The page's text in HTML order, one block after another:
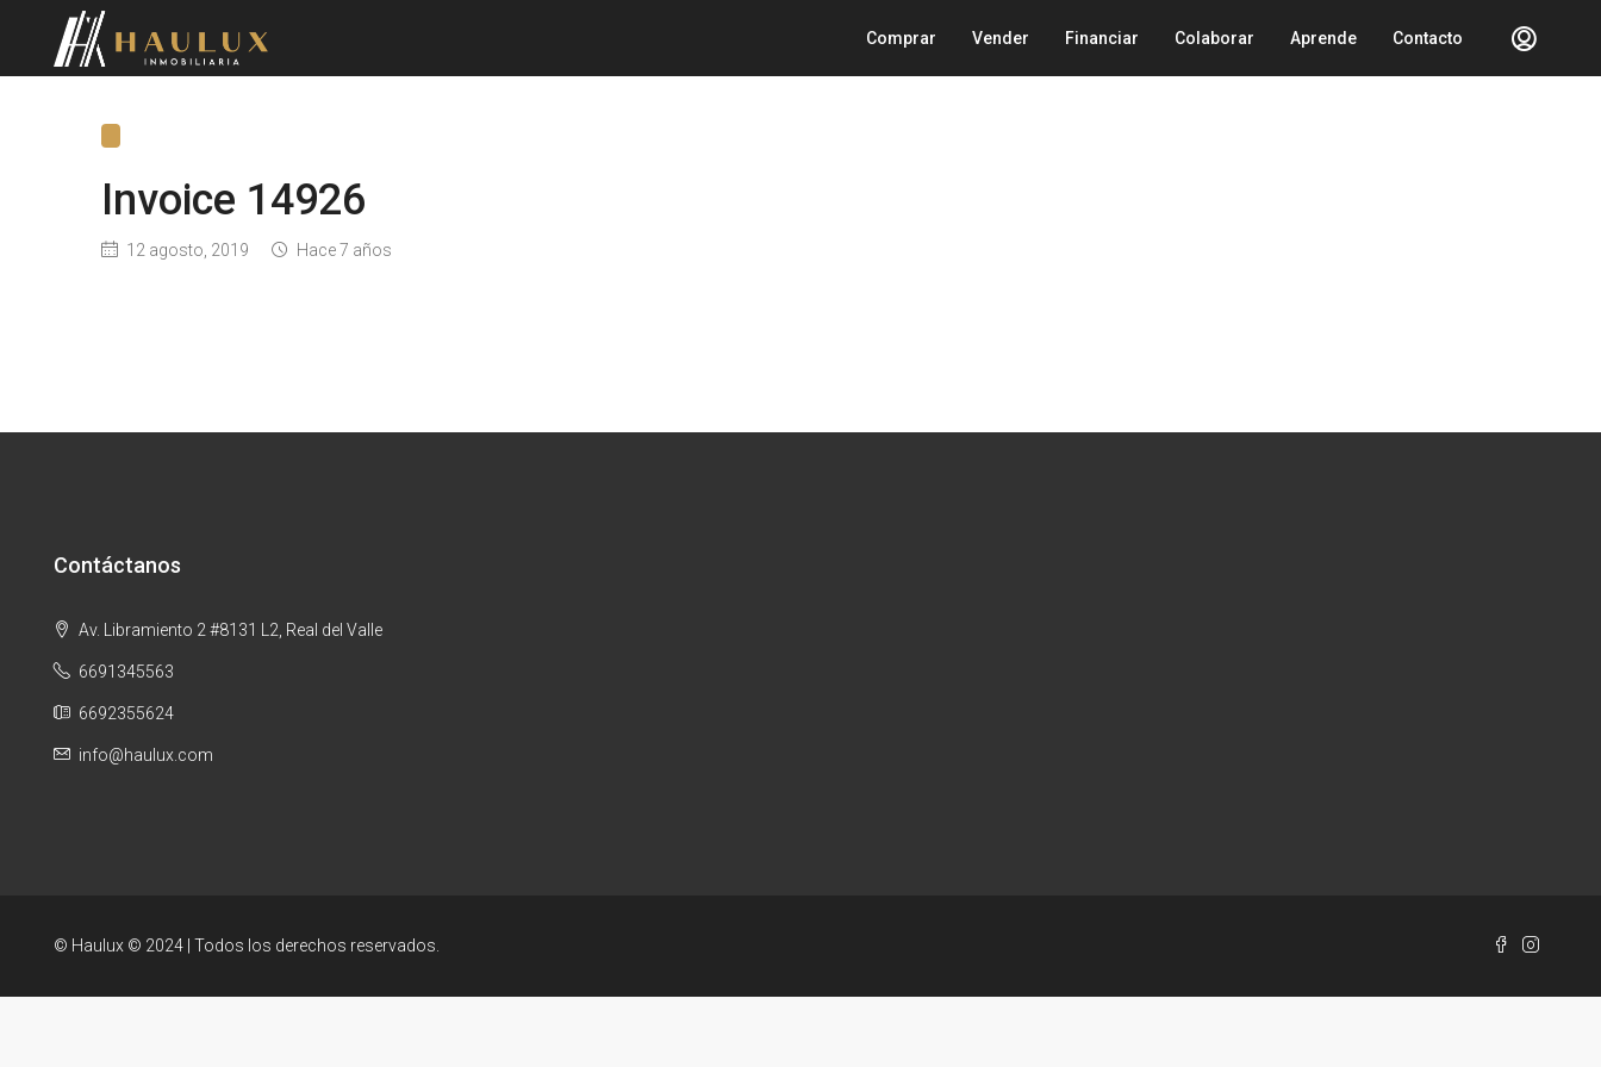
Comprar Vender Financiar Colaborar Aprende Contacto
Invoice 14926
12 agosto, 2019 Hace 7 años
Contáctanos
Av. Libramiento 2 #8131 L2, Real del Valle
6691345563
6692355624
info@haulux.com
© Haulux © 2024 | Todos los derechos reservados.